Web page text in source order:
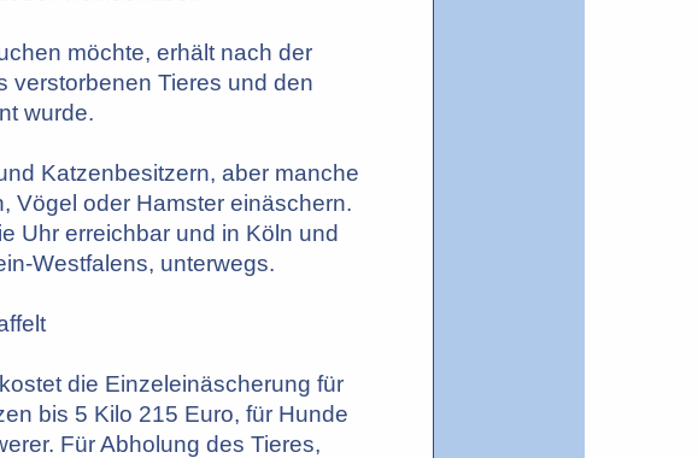
möchte, erhält nach der
verstorbenen Tieres und den
wurde.
Katzenbesitzern, aber manche
Vögel oder Hamster einäschern.
Uhr erreichbar und in Köln und
Westfalens, unterwegs.
die Einzeleinäscherung für
bis 5 Kilo 215 Euro, für Hunde
Für Abholung des Tieres,